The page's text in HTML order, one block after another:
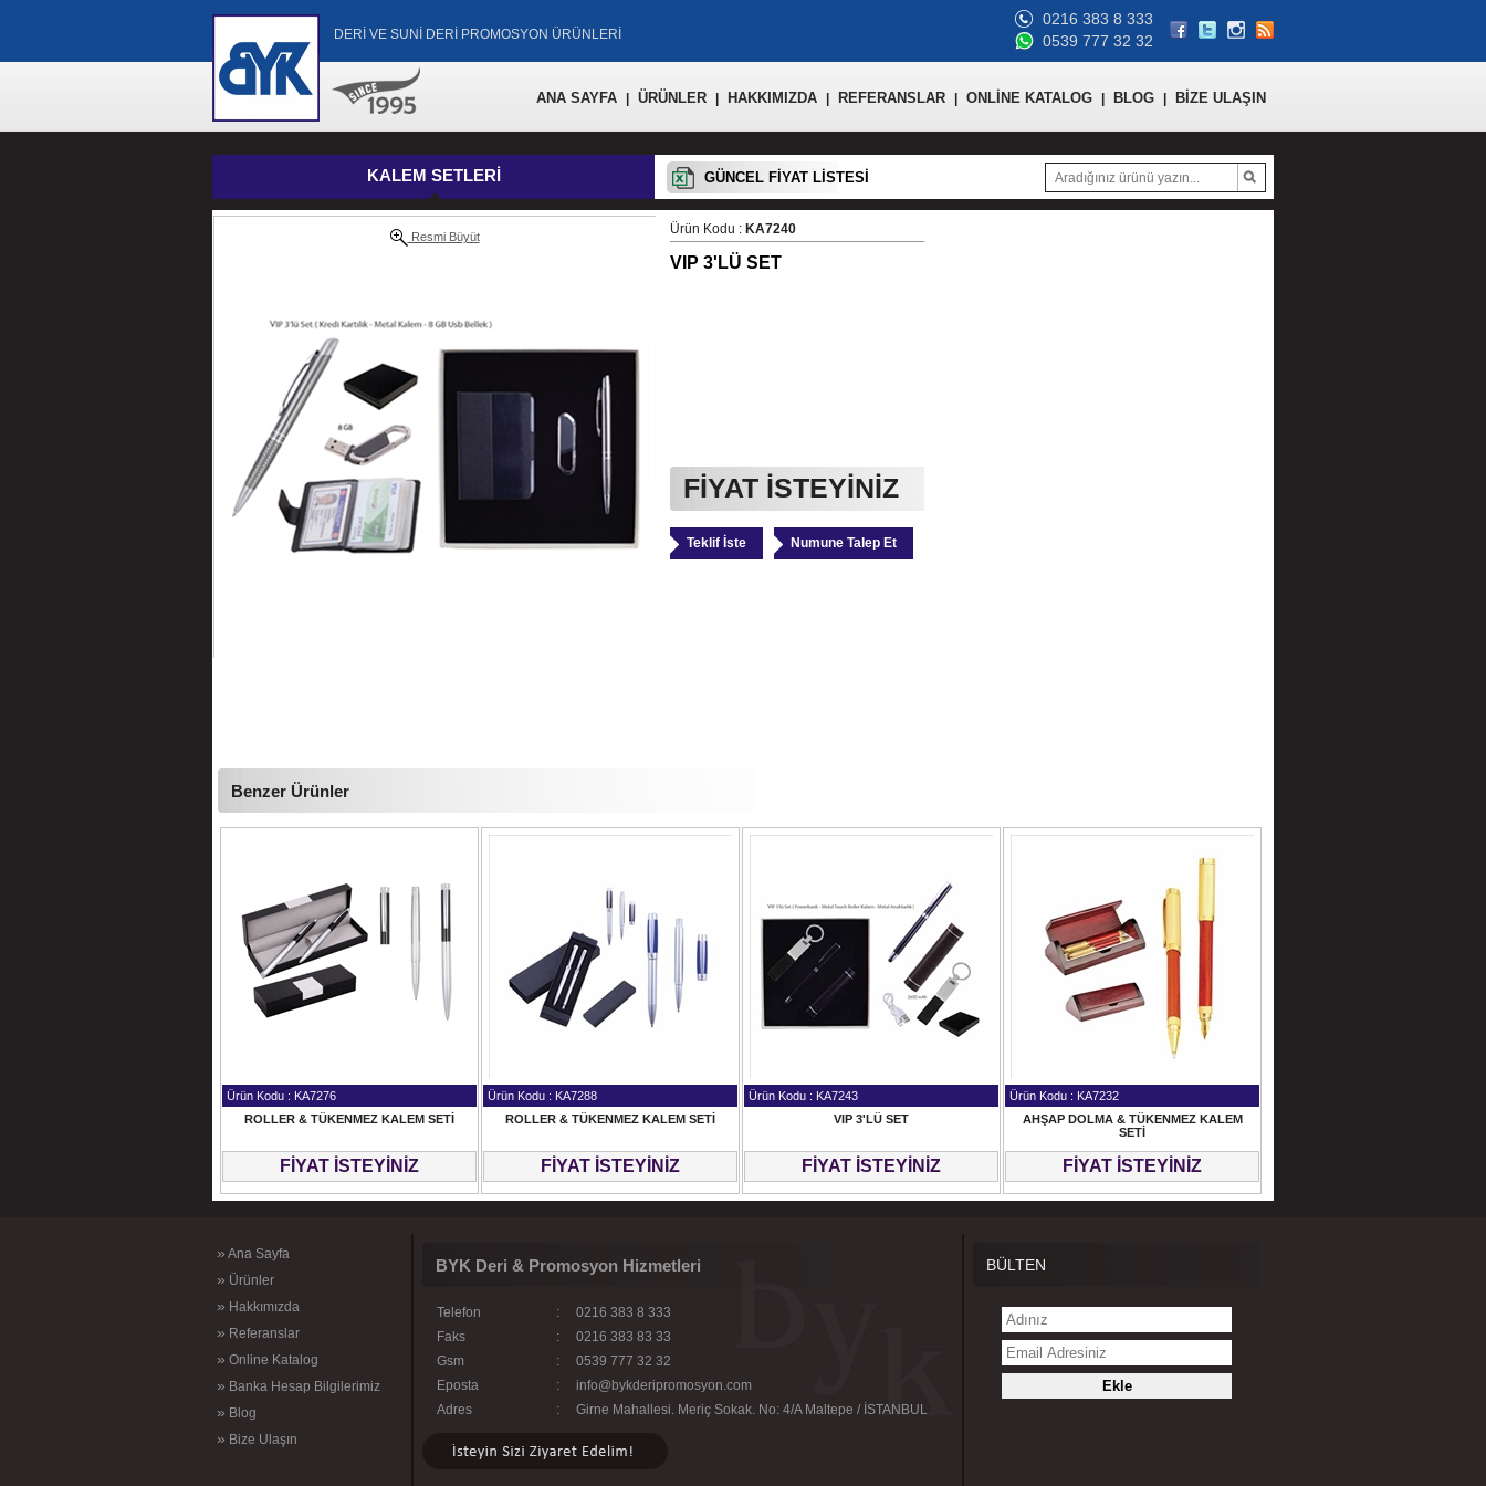
DERİ VE SUNİ DERİ PROMOSYON ÜRÜNLERİ
0216 383 8 333
0539 777 32 32
ANA SAYFA ÜRÜNLER HAKKIMIZDA REFERANSLAR ONLİNE KATALOG BLOG BİZE ULAŞIN
KALEM SETLERİ GÜNCEL FİYAT LİSTESİ
Resmi Büyüt Ürün Kodu : KA7240
VIP 3'LÜ SET
FİYAT İSTEYİNİZ
Numune Talep Et
Teklif İste
Benzer Ürünler
Ürün Kodu : KA7276
ROLLER & TÜKENMEZ KALEM SETİ
FİYAT İSTEYİNİZ
Ürün Kodu : KA7288
ROLLER & TÜKENMEZ KALEM SETİ
FİYAT İSTEYİNİZ
Ürün Kodu : KA7243
VIP 3'LÜ SET
FİYAT İSTEYİNİZ
Ürün Kodu : KA7232
AHŞAP DOLMA & TÜKENMEZ KALEM
SETİ
FİYAT İSTEYİNİZ
» Ana Sayfa
» Ürünler
» Hakkımızda
» Referanslar
» Online Katalog
» Banka Hesap Bilgilerimiz
» Blog
» Bize Ulaşın
BYK Deri & Promosyon Hizmetleri
Telefon :
0216 383 8 333
Faks
:
0216 383 83 33
Gsm
:
0539 777 32 32
Eposta
:
info@bykderipromosyon.com
Adres
: Girne Mahallesi. Meriç Sokak. No: 4/A Maltepe / İSTANBUL
BÜLTEN